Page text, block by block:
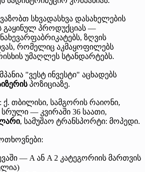
სხვადასხვა დასახელების
გაყინულ პროდუქციას —
ზღვის
რომელიც აკმაყოფილებს
უმაღლეს სტანდარტებს.
"ვესტ ინვესტი" აცხადებს
პოზიციაზე.
ქ. თბილისი, სამგორის რაიონი,
სრული — კვირაში 36 საათი,
, სამუშაო ტრანსპორტი: მოპედი.
— A ან A 2 კატეგორიის მართვის